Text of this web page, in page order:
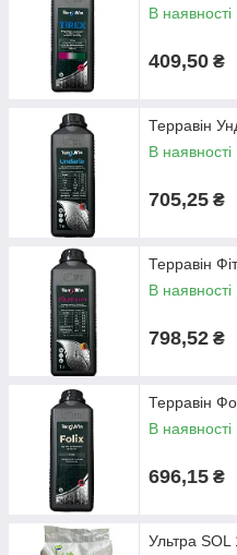
В наявності
409,50 ₴
Терравін
В наявності
705,25 ₴
Терравін
В наявності
798,52 ₴
Терравін
В наявності
696,15 ₴
Ультра SOL